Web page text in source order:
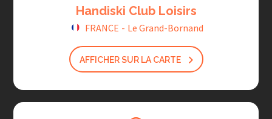
Handiski Club Loisirs
FRANCE - Le Grand-Bornand
AFFICHER SUR LA CARTE